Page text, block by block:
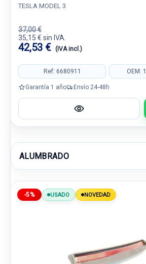
TESLA MODEL 3
37,00 €
35,15 € sin IVA.
42,53 € (IVA incl.)
Ref: 6680911 OEM:
Garantía 1 año Envío 24-48h
ALUMBRADO
-5% USADO NOVEDAD